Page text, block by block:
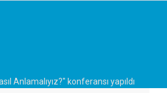
Anlamalıyız?" konferansı yapıldı